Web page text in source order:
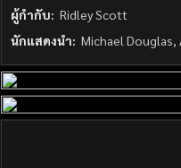
ผู้กำกับ: Ridley Scott
นักแสดงนำ: Michael Douglas,